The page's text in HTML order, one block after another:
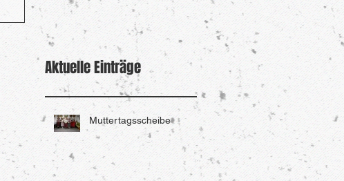
Aktuelle Einträge
Muttertagsscheibe